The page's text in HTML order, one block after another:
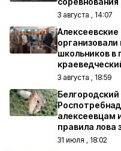
3 августа , 14:07
организовали
школьников в
3 августа , 18:59
Белгородский
алексеевцам
правила лова
31 июля , 18:02